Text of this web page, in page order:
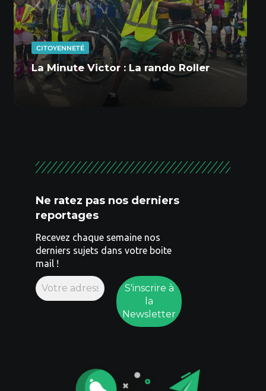
CITOYENNETÉ
La Minute Victor : La rando Roller
Ne ratez pas nos derniers
reportages
Recevez chaque semaine nos
derniers sujets dans votre boite
mail !